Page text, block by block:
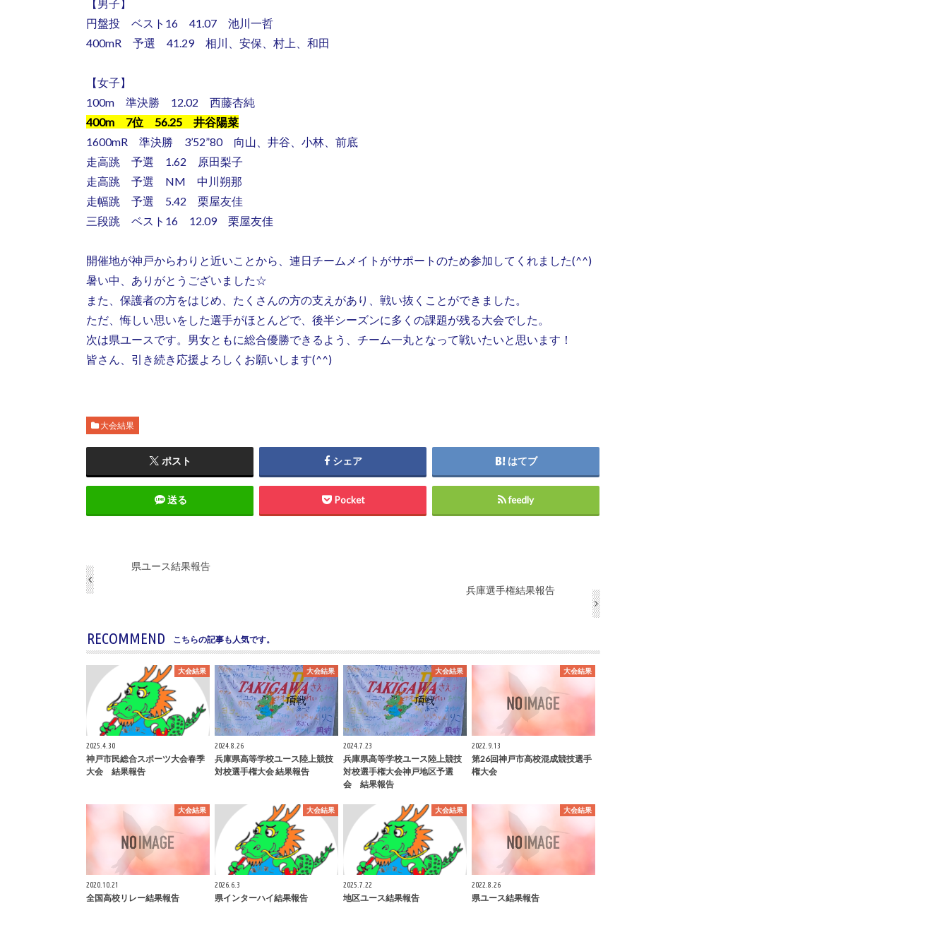
【男子】
円盤投 ベスト16 41.07 池川一哲
400mR 予選 41.29 相川、安保、村上、和田
【女子】
100m 準決勝 12.02 西藤杏純
400m 7位 56.25 井谷陽菜
1600mR 準決勝 3’52”80 向山、井谷、小林、前底
走高跳 予選 1.62 原田梨子
走高跳 予選 NM 中川朔那
走幅跳 予選 5.42 栗屋友佳
三段跳 ベスト16 12.09 栗屋友佳
開催地が神戸からわりと近いことから、連日チームメイトがサポートのため参加してくれました(^^)
暑い中、ありがとうございました☆
また、保護者の方をはじめ、たくさんの方の支えがあり、戦い抜くことができました。
ただ、悔しい思いをした選手がほとんどで、後半シーズンに多くの課題が残る大会でした。
次は県ユースです。男女ともに総合優勝できるよう、チーム一丸となって戦いたいと思います！
皆さん、引き続き応援よろしくお願いします(^^)
大会結果
ポスト シェア はてブ
送る Pocket feedly
県ユース結果報告
兵庫選手権結果報告
RECOMMEND こちらの記事も人気です。
大会結果
2025.4.30
神戸市民総合スポーツ大会春季
大会 結果報告
大会結果
2024.8.26
兵庫県高等学校ユース陸上競技
対校選手権大会 結果報告
大会結果
2024.7.23
兵庫県高等学校ユース陸上競技
対校選手権大会神戸地区予選
会 結果報告
大会結果
2022.9.13
第26回神戸市高校混成競技選手
権大会
大会結果
2020.10.21
全国高校リレー結果報告
大会結果
2026.6.3
県インターハイ結果報告
大会結果
2025.7.22
地区ユース結果報告
大会結果
2022.8.26
県ユース結果報告